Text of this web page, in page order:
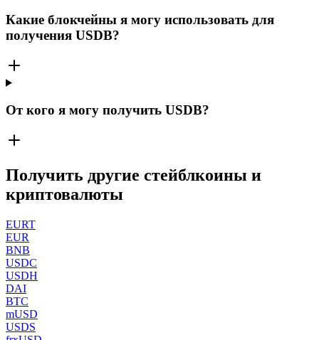
Какие блокчейны я могу использовать для
получения USDB?
От кого я могу получить USDB?
Получить другие стейблкоины и
криптовалюты
EURT
EUR
BNB
USDC
USDH
DAI
BTC
mUSD
USDS